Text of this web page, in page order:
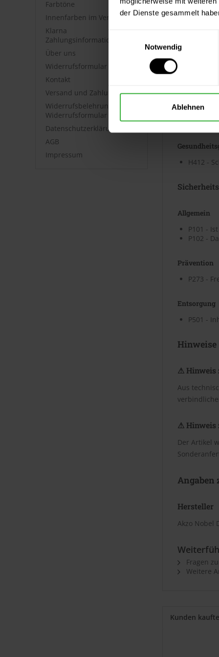
der Dienste gesammelt
Notwendig
Ablehnen
Farbtöne
Innenfarben im Vergleich
Klarna
Zahlungsinformationen
Über uns
Widerrufsformular
Kontakt
Versand und Zahlung
Widerrufsbelehrung &
Widerrufsformular
Datenschutzerklärung
AGB
Impressum
⤓
H412 -
Allgemein
P101 -
P102 -
Prävention
P273 -
Entsorgung
P501 -
Hinweise
⚠ Hinweis
Aus
⚠ Hinweis
Der Artikel
Angaben
Hersteller
Akzo Nobel
Fragen
Weitere
Kunden